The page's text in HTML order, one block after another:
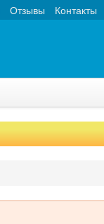
Контакты
Отзывы